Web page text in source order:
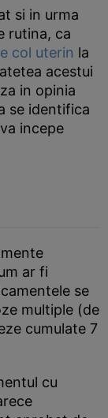
si in urma
rutina, ca
col uterin la
acestui
in opinia
se identifica
incepe
ar fi
se
multiple (de
cumulate 7
cu